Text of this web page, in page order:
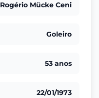
Rogério Mücke Ceni
Goleiro
53 anos
22/01/1973